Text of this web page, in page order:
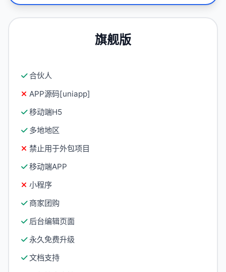
旗舰版
合伙人
APP源码[uniapp]
移动端H5
多地地区
禁止用于外包项目
移动端APP
小程序
商家团购
后台编辑页面
永久免费升级
文档支持